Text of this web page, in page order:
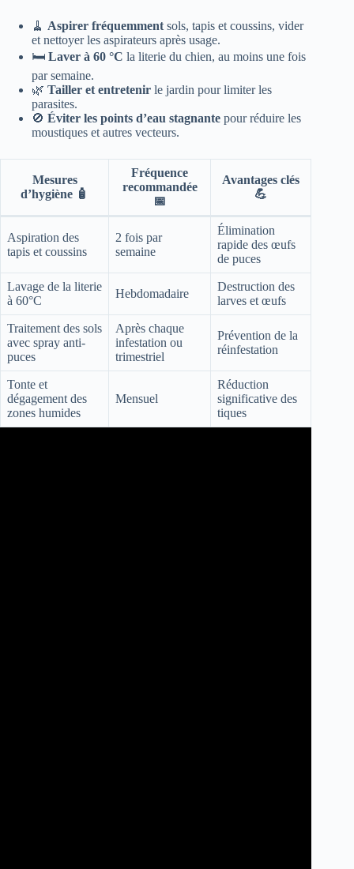
🧹 Aspirer fréquemment sols, tapis et coussins, vider
et nettoyer les aspirateurs après usage.
🛏️ Laver à 60 °C la literie du chien, au moins une fois
par semaine.
🌿 Tailler et entretenir le jardin pour limiter les
parasites.
🚫 Éviter les points d’eau stagnante pour réduire les
moustiques et autres vecteurs.
Mesures
d’hygiène 🧴
Fréquence
recommandée
📅
Avantages clés
💪
Aspiration des
tapis et coussins
2 fois par
semaine
Élimination
rapide des œufs
de puces
Lavage de la literie
à 60°C
Hebdomadaire
Destruction des
larves et œufs
Traitement des sols
avec spray anti-
puces
Après chaque
infestation ou
trimestriel
Prévention de la
réinfestation
Tonte et
dégagement des
zones humides
Mensuel
Réduction
significative des
tiques